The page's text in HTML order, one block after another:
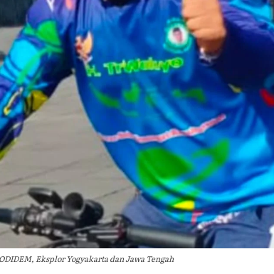
Eksplor Yogyakarta dan Jawa Tengah